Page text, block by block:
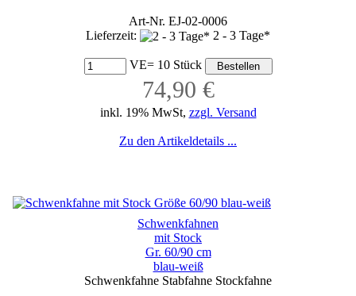
Art-Nr. EJ-02-0006
Lieferzeit:
2 - 3 Tage*
VE= 10 Stück
74,90 €
inkl. 19% MwSt, zzgl. Versand
Zu den Artikeldetails ...
Schwenkfahnen
mit Stock
Gr. 60/90 cm
blau-weiß
Schwenkfahne Stabfahne Stockfahne